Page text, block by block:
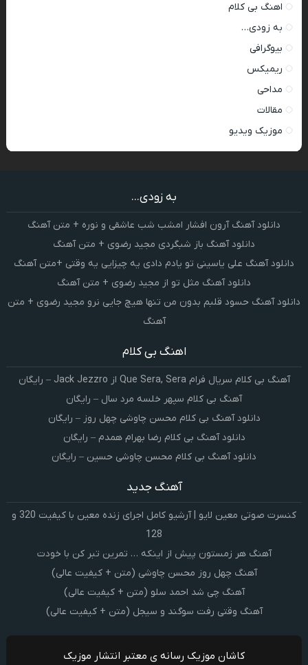
اهنگ بی کلام
به زودی…
بیوگرافی
ریمیکس
مداحی
مقالات
موزیک ویدیو
به زودی...
دانلود آهنگ آرون افشار امشب شب عاشقی و نوره + متن آهنگ
دانلود آهنگ باز شبگردی مجید رضوی + متن آهنگ
دانلود آهنگ علی یاسینی تو یادم دادی یه چیزایی یه وقتی +متن آهنگ
دانلود آهنگ مثل تو از مجید رضوی + متن آهنگ
دانلود آهنگ حسود قلبم بدون من تنها هیچ جایی نرو مجید رضوی + متن
آهنگ
اهنگ بی کلام
آهنگ بی کلام سریال فرام Que Sera, Sera از Jack Jezzro – رایگان
آهنگ بی کلام سپهر خلسه مرد سال – رایگان
دانلود آهنگ بی کلام محسن چاوشی چهل روز – رایگان
دانلود آهنگ بی کلام رضا بهرام همدم – رایگان
دانلود آهنگ بی کلام محسن چاوشی حسین – رایگان
آهنگ جدید
کنسرت صوتی معین لایو | آرشیو کامل اجرای زنده معین با کیفیت 320 و
128
آهنگ هر زمستون پیش از اینکه … تمرین تبر کن با خودت
آهنگ چهل روز محسن چاوشی (متن + کیفیت عالی)
آهنگ چی شد احمد سلو (متن + کیفیت عالی)
آهنگ وقتی رفت سوگند و سیجل (متن + کیفیت عالی)
کاشان موزیک رسانه ی معتبر انتشار موزیک